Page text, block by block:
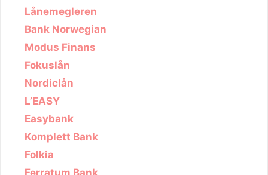
Lånemegleren
Bank Norwegian
Modus Finans
Fokuslån
Nordiclån
L’EASY
Easybank
Komplett Bank
Folkia
Ferratum Bank